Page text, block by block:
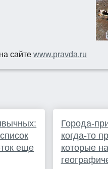
сайтеwww.pravda.ru
еще
Города-
когда-то
которые